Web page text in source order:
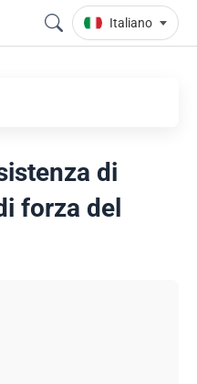
Italiano
di
forza del